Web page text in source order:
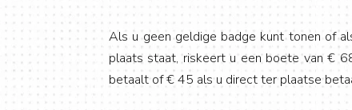
Als u geen geldige badge kunt tonen of
plaats staat, riskeert u een boete van €
betaalt of € 45 als u direct ter plaatse